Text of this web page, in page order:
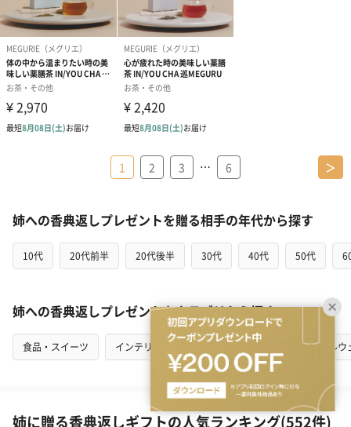
1 2 3 … 6 ＞
姉への香典返しプレゼントを贈る相手の年代から探す
10代 20代前半 20代後半 30代 40代 50代
姉への香典返しプレゼントをカテゴリから探す
食品・スイーツ インテリア 花・植物 キッチン・テーブルウ
姉に贈る香典返しギフトの人気ランキング(552件)